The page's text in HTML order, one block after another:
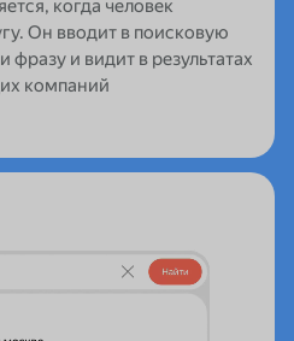
когда человек
Он вводит в поисковую
и видит в результатах
компаний